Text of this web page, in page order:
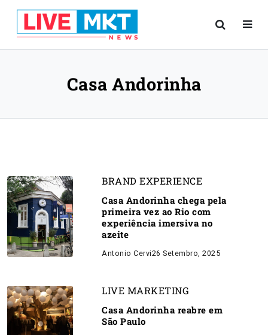
Casa Andorinha
BRAND EXPERIENCE
Casa Andorinha chega pela
primeira vez ao Rio com
experiência imersiva no
azeite
Antonio Cervi26 Setembro, 2025
LIVE MARKETING
Casa Andorinha reabre em
São Paulo